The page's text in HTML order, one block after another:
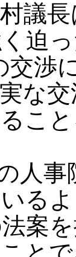
議長
迫
交渉
な
こ
人
る
案